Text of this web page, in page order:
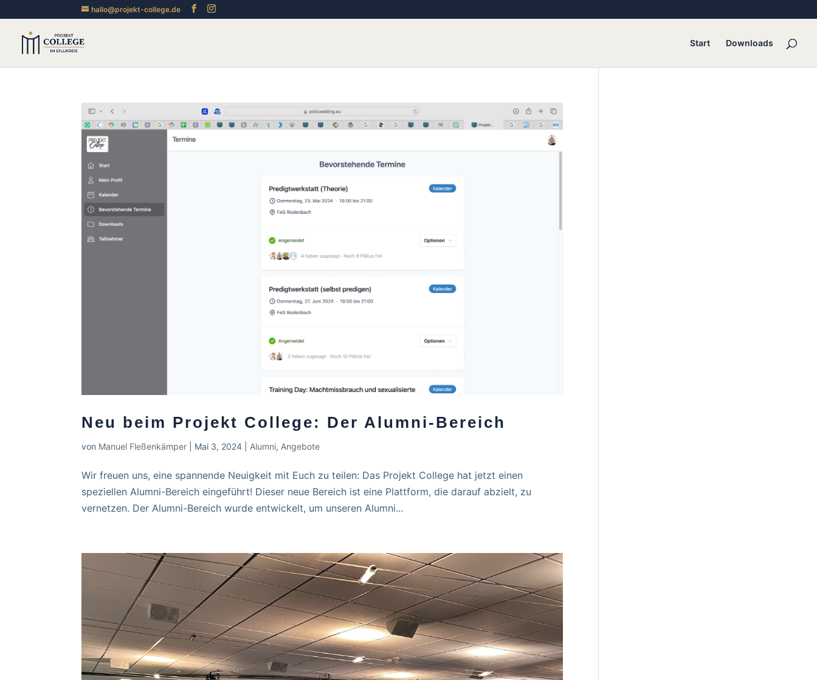
hallo@projekt-college.de
Start Downloads
Neu beim Projekt College: Der Alumni-Bereich
von Manuel Fleßenkämper Mai 3, 2024 Alumni, Angebote
Wir freuen uns, eine spannende Neuigkeit mit Euch zu teilen: Das Projekt College hat jetzt einen
speziellen Alumni-Bereich eingeführt! Dieser neue Bereich ist eine Plattform, die darauf abzielt, zu
vernetzen. Der Alumni-Bereich wurde entwickelt, um unseren Alumni...